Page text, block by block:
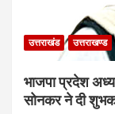
उत्तराखंड उत्तराखण्ड
भाजपा प्रदेश
सोनकर ने दी